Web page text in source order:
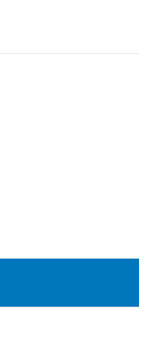
2026)
Ostküste